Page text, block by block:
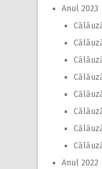
Anul 2023
Anul 2022